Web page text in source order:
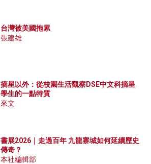
台灣被美國拖累
張建雄
摘星以外：從校園生活觀察DSE中文科摘星
學生的一點特質
來文
書展2026｜走過百年 九龍寨城如何延續歷史
傳奇？
本社編輯部